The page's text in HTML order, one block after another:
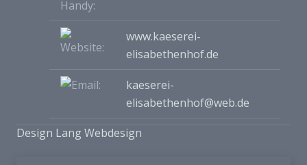
www.kaeserei-
elisabethenhof.de
kaeserei-
elisabethenhof@web.de
Design Lang Webdesign